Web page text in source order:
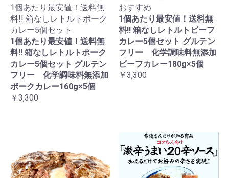
1個あたり最安値！送料無
料!! 箱なしレトルトポーク
カレー5個セット
1個あたり最安値！送料無
料!! 箱なしレトルトポーク
カレー5個セット グルテン
フリー 化学調味料無添加
ポークカレー160g×5個
￥3,300
おすすめ
1個あたり最安値！送料無
料!! 箱なしレトルトビーフ
カレー5個セット グルテン
フリー 化学調味料無添加
ビーフカレー180g×5個
￥3,300